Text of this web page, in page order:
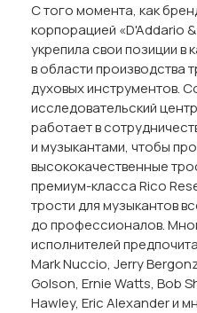
С того момента, как
корпорацией «D'Addario
укрепила свои позиции в
в области производства
духовых инструментов.
исследовательский
работает в
и музыкантами, чтобы
высококачественные
премиум-класса Rico
трости для музыкантов
до профессионалов.
исполнителей
Mark Nuccio, Jerry
Golson, Ernie Watts, Bob
Hawley, Eric Alexander и